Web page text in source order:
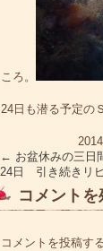
ころ。
24日も潜る予定の
← お盆休みの三
24日 引き続きリ
コメントを
コメントを投稿す